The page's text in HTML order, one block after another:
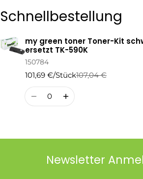
Frage Senden
Schnellbestellung
Ihr
Warenkorb
my green toner Toner-Kit
ersetzt TK-590K
150784
101,69 €/Stück
Regulärer
Preis
107,04 €
Verkaufspreis
Menge
Newsletter